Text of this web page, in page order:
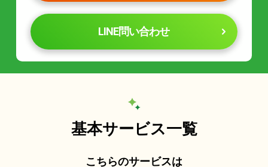
LINE問い合わせ
基本サービス一覧
こちらのサービスは